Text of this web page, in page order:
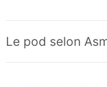
Le pod selon